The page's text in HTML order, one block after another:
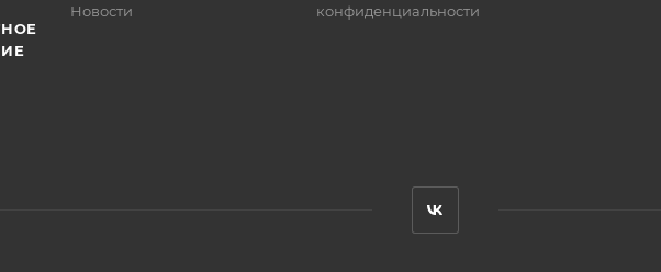
Новости
конфиденциальности